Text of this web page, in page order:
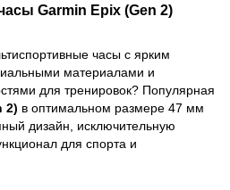
Garmin Epix (Gen 2)
часы с ярким
материалами и
для тренировок? Популярная
2) в оптимальном размере 47 мм
дизайн, исключительную
для спорта и